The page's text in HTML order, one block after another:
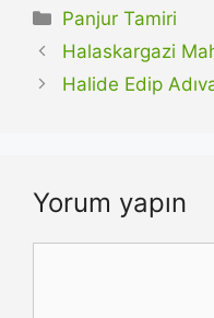
Kategoriler
Panjur Tamiri
Halaskargazi
Halide Edip
Yorum yapın